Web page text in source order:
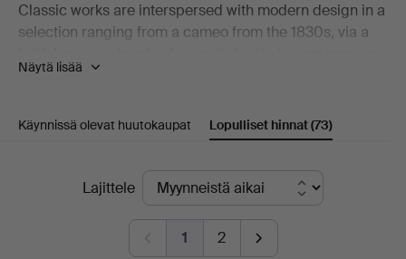
Classic works are interspersed with modern design in a
selection ranging from a cameo from the 1830s, via a
pieces by among others Georg Jensen and Wiwen
Among the many highlights of the auction is a ring in
18K gold, designed by Theresia Hvorslev and set with
mention is a brooch from the distinguished house of W.
A. Bolin in platinum, set with a cultured, beautifully
button-shaped bouton pearl – a small masterpiece in its
own right. And then there is a truly exquisite ring by Jarl
Näytä lisää
Käynnissä olevat huutokaupat Lopulliset hinnat(73)
LopullisetLajittele
1 2